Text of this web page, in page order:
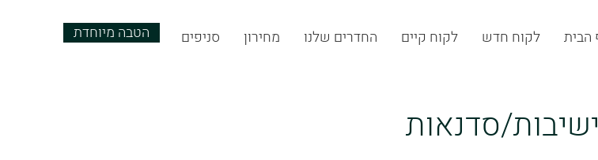
הבית לקוח חדש לקוח קיים החדרים שלנו מחירון סניפים הטבה מיוחדת
סדנאות